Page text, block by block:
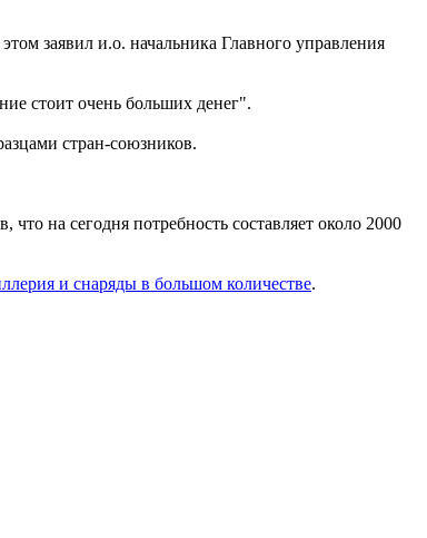
заявил и.о. начальника Главного управления
стоит очень больших денег".
стран-союзников.
на сегодня потребность составляет около 2000
и снаряды в большом количестве.